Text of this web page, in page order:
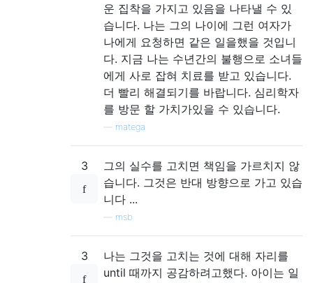
운 집착을 가지고 있음을 나타낼 수 있
습니다. 나는 그의 나이에 그런 여자가
나에게 요청하면 같은 일을했을 것입니
다. 지금 나는 수년간의 불행으로 소녀들
에게 사로 잡혀 치료를 받고 있습니다.
더 빨리 해결되기를 바랍니다. 심리학자
를 방문 할 가치가있을 수 있습니다.
matega
3
그의 실수를 고치면 책임을 가르치지 않
습니다. 그것은 반대 방향으로 가고 있습
니다 ...
msb
3
나는 그것을 고치는 것에 대해 자리를
until 때까지 공감하려고했다. 아이는 일